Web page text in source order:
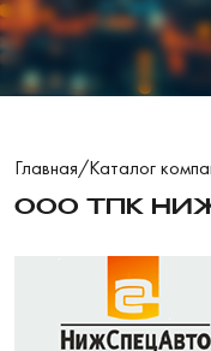
Главная/Каталог
ООО ТПК